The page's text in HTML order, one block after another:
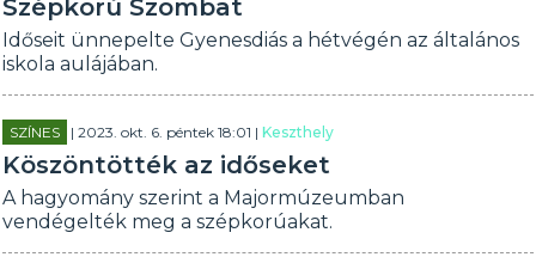
Szépkorú Szombat
Időseit ünnepelte Gyenesdiás a hétvégén az általános
iskola aulájában.
SZÍNES | 2023. okt. 6. péntek 18:01 |Keszthely
Köszöntötték az időseket
A hagyomány szerint a Majormúzeumban
vendégelték meg a szépkorúakat.